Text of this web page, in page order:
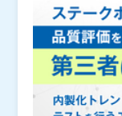
第三者検証ベ
説します。
ザ）の両テス
ールです。直感
操作可能で、最
テナンス作業
は、すでに500
の、主要な機
株式会社ベリサ
株式会社
株式会社オープ
会社（）